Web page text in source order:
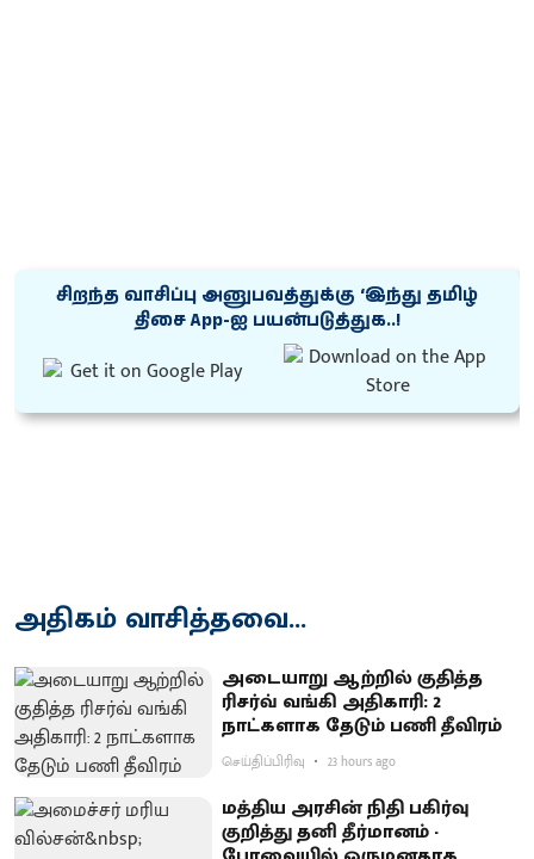
சிறந்த வாசிப்பு அனுபவத்துக்கு ‘இந்து தமிழ்
திசை App-ஐ பயன்படுத்துக..!
அதிகம் வாசித்தவை...
அடையாறு ஆற்றில் குதித்த
ரிசர்வ் வங்கி அதிகாரி: 2
நாட்களாக தேடும் பணி தீவிரம்
செய்திப்பிரிவு 23 hours ago
மத்திய அரசின் நிதி பகிர்வு
குறித்து தனி தீர்மானம் -